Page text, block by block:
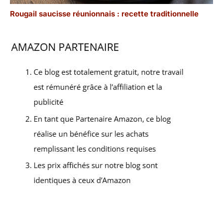
Rougail saucisse réunionnais : recette traditionnelle